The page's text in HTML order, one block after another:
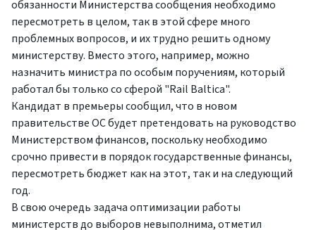
обязанности Министерства сообщения необходимо
пересмотреть в целом, так в этой сфере много
проблемных вопросов, и их трудно решить одному
министерству. Вместо этого, например, можно
назначить министра по особым поручениям, который
работал бы только со сферой "Rail Baltica".
Кандидат в премьеры сообщил, что в новом
правительстве ОС будет претендовать на руководство
Министерством финансов, поскольку необходимо
срочно привести в порядок государственные финансы,
пересмотреть бюджет как на этот, так и на следующий
год.
В свою очередь задача оптимизации работы
министерств до выборов невыполнима, отметил